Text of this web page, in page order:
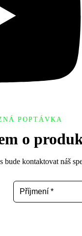
POPTÁVKA
o
bude kontaktovat náš